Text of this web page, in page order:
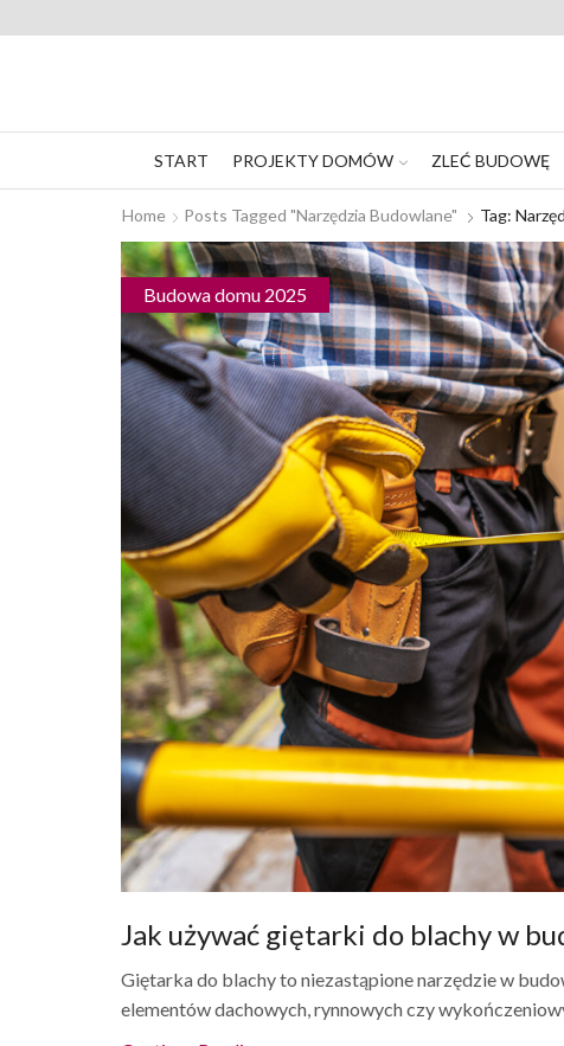
START PROJEKTY DOMÓW ZLEĆ BUDOWĘ
Home Posts Tagged "narzędzia Budowlane" Tag:
Budowa domu 2025
Jak używać giętarki do blachy w
Giętarka do blachy to niezastąpione narzędzie w
elementów dachowych, rynnowych czy